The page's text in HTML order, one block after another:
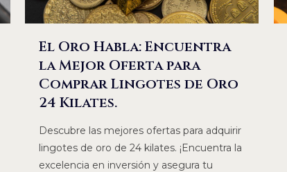
El Oro Habla: Encuentra
la Mejor Oferta para
Comprar Lingotes de Oro
24 Kilates.
Descubre las mejores ofertas para adquirir
lingotes de oro de 24 kilates. ¡Encuentra la
excelencia en inversión y asegura tu